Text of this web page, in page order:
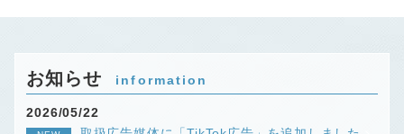
お知らせ information
2026/05/22